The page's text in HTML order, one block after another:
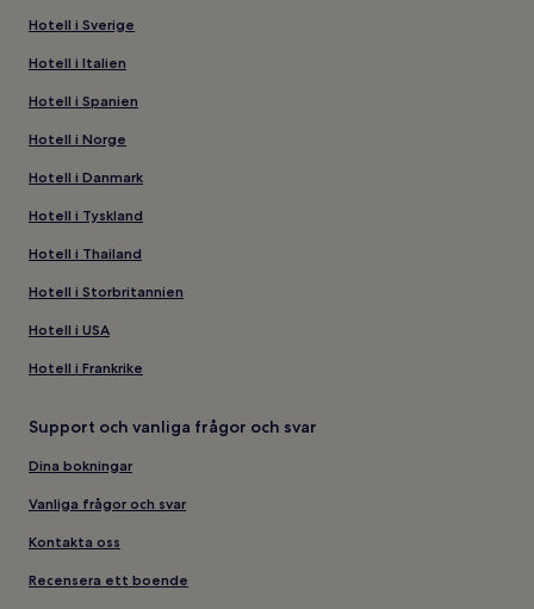
Hotell i Sverige
Hotell i Italien
Hotell i Spanien
Hotell i Norge
Hotell i Danmark
Hotell i Tyskland
Hotell i Thailand
Hotell i Storbritannien
Hotell i USA
Hotell i Frankrike
Support och vanliga frågor och svar
Dina bokningar
Vanliga frågor och svar
Kontakta oss
Recensera ett boende